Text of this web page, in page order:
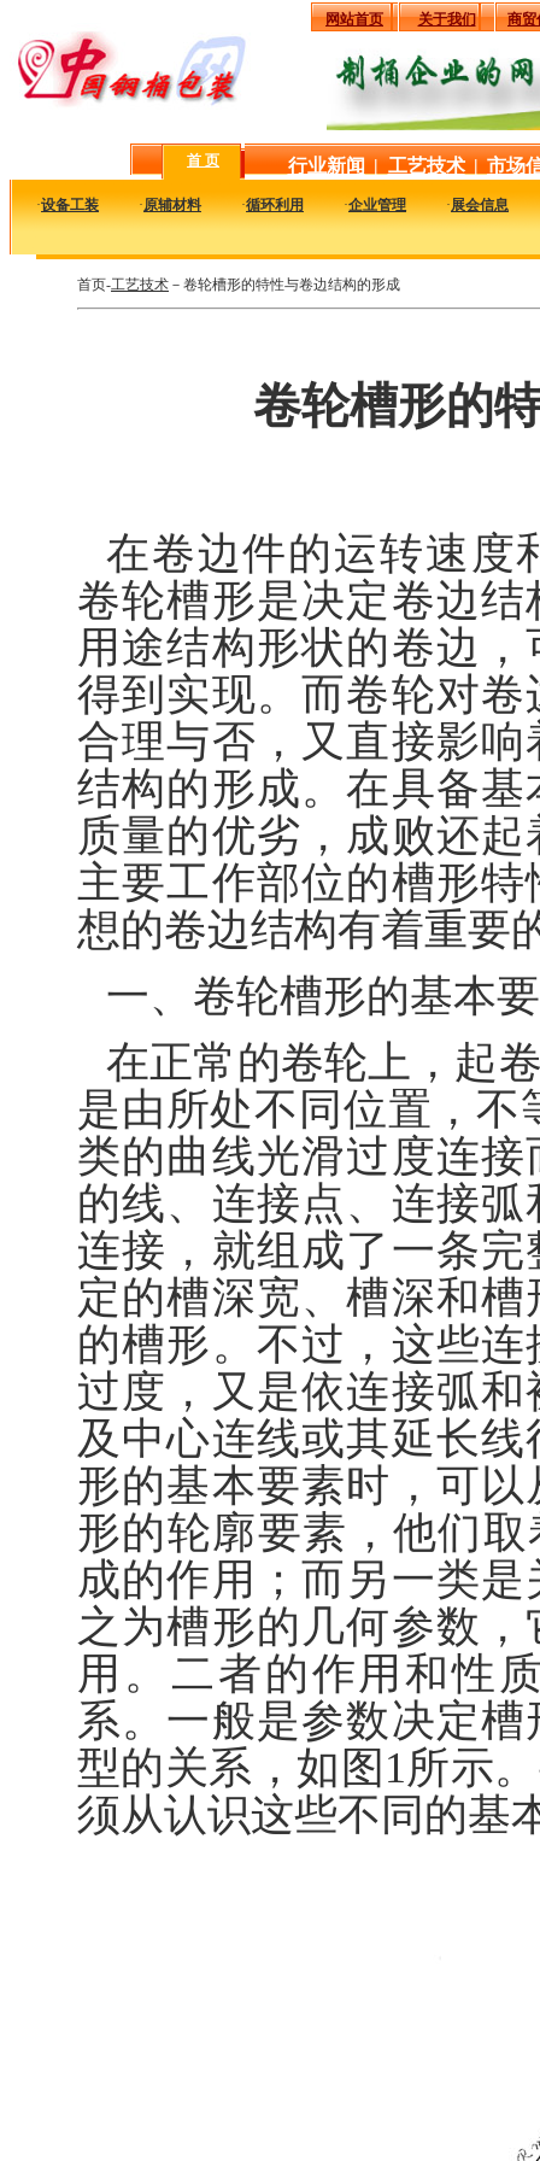
网站首页 关于我们 商贸
首 页 行业新闻 | 工艺技术 | 市场
·设备工装 ·原辅材料 ·循环利用 ·企业管理 ·展会信息
首页-工艺技术 －卷轮槽形的特性与卷边结构的形成
卷轮槽形的
在卷边件的运转速度
卷轮槽形是决定卷边
用途结构形状的卷边
得到实现。而卷轮对
合理与否，又直接影
结构的形成。在具备
质量的优劣，成败还
主要工作部位的槽形
想的卷边结构有着重要
一、卷轮槽形的基本
在正常的卷轮上，起
是由所处不同位置，
类的曲线光滑过度连
的线、连接点、连接
连接，就组成了一条
定的槽深宽、槽深和
的槽形。不过，这些
过度，又是依连接弧
及中心连线或其延长
形的基本要素时，可
形的轮廓要素，他们
成的作用；而另一类
之为槽形的几何参数
用。二者的作用和性
系。一般是参数决定
型的关系，如图1所示
须从认识这些不同的基